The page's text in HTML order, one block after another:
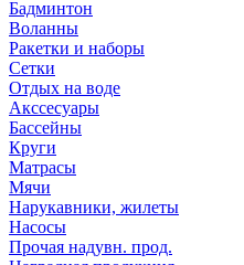
Бадминтон
Воланны
Ракетки и наборы
Сетки
Отдых на воде
Акссесуары
Бассейны
Круги
Матрасы
Мячи
Нарукавники, жилеты
Насосы
Прочая надувн. прод.